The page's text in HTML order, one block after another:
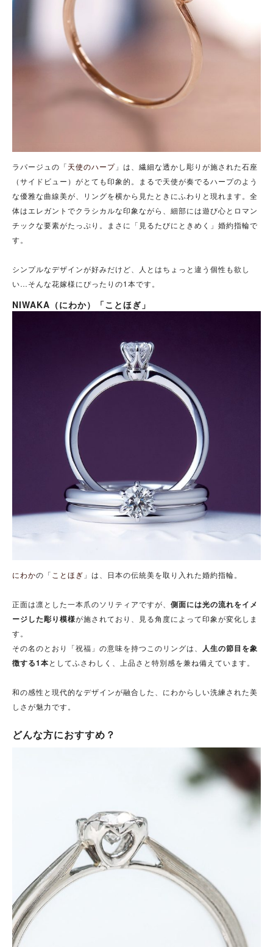
ラパージュの「天使のハープ 」は、繊細な透かし彫りが施された石座
（サイドビュー）がとても印象的。まるで天使が奏でるハープのよう
な優雅な曲線美が、リングを横から見たときにふわりと現れます。全
体はエレガントでクラシカルな印象ながら、細部には遊び心とロマン
チックな要素がたっぷり。まさに「見るたびにときめく」婚約指輪で
す。
シンプルなデザインが好みだけど、人とはちょっと違う個性も欲し
い…そんな花嫁様にぴったりの1本です。
NIWAKA（にわか）「ことほぎ」
にわかの「 ことほぎ 」は、日本の伝統美を取り入れた婚約指輪。
正面は凛とした一本爪のソリティアですが、 側面には光の流れをイメ
ージした彫り模様が施されており、見る角度によって印象が変化しま
す。
その名のとおり「祝福」の意味を持つこのリングは、 人生の節目を象
徴する1本としてふさわしく、上品さと特別感を兼ね備えています。
和の感性と現代的なデザインが融合した、にわからしい洗練された美
しさが魅力です。
どんな方におすすめ？